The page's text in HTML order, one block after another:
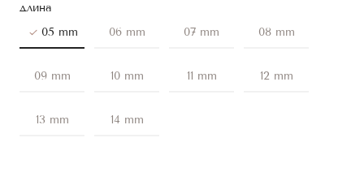
длина
05 mm
06 mm 07 mm 08 mm
09 mm 10 mm 11 mm 12 mm
13 mm 14 mm